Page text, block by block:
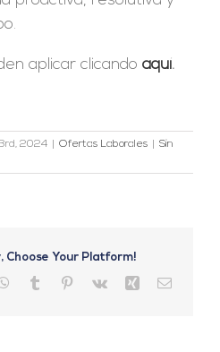
aplicar clicando aquí.
2024 Ofertas Laborales
Sin
Choose Your Platform!
WhatsApp
Tumblr Pinterest
Vk Xing Correo